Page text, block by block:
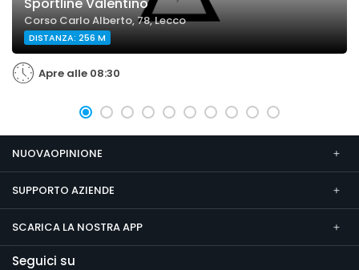
Corso Carlo Alberto, 78, Lecco
DISTANZA: 256 M
Apre alle 08:30
NUOVAOPINIONE
SUPPORTO AZIENDE
SCARICA LA NOSTRA APP
Seguici su